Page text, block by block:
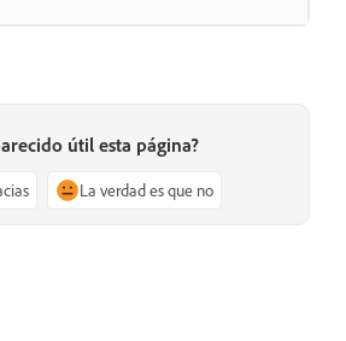
útil esta página?
La verdad es que no